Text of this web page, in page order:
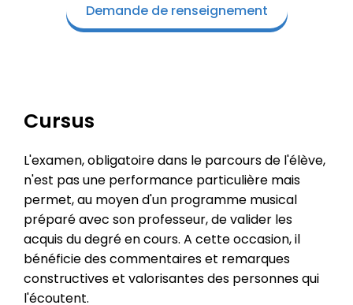
Demande de renseignement
Cursus
L'examen, obligatoire dans le parcours de l'élève,
n'est pas une performance particulière mais
permet, au moyen d'un programme musical
préparé avec son professeur, de valider les
acquis du degré en cours. A cette occasion, il
bénéficie des commentaires et remarques
constructives et valorisantes des personnes qui
l'écoutent.